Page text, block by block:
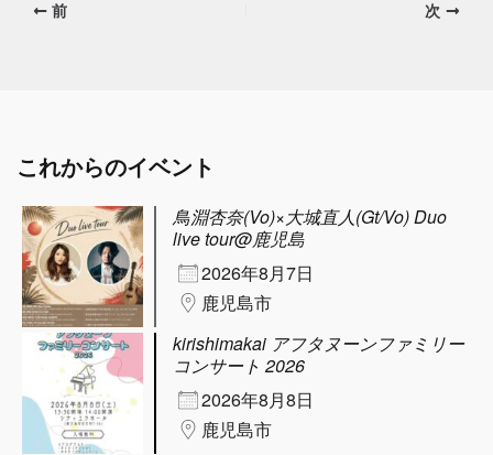
前 次
これからのイベント
鳥淵杏奈(Vo)×大城直人(Gt/Vo) Duo
live tour@鹿児島
2026年8月7日
鹿児島市
kirishimakai アフタヌーンファミリー
コンサート 2026
2026年8月8日
鹿児島市